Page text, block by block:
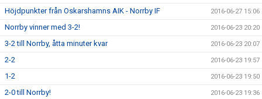
Höjdpunkter från Oskarshamns AIK - Norrby IF 2016-06-27 15:06
Norrby vinner med 3-2! 2016-06-23 20:20
3-2 till Norrby, åtta minuter kvar 2016-06-23 20:07
2-2 2016-06-23 19:57
1-2 2016-06-23 19:50
2-0 till Norrby! 2016-06-23 19:36